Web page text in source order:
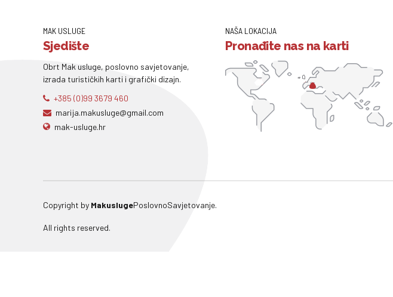
MAK USLUGE
Sjedište
Obrt Mak usluge, poslovno savjetovanje,
izrada turističkih karti i grafički dizajn.
+385 (0)99 3679 460
marija.makusluge@gmail.com
mak-usluge.hr
NAŠA LOKACIJA
Pronađite nas na karti
Copyright by MakuslugePoslovnoSavjetovanje.
All rights reserved.